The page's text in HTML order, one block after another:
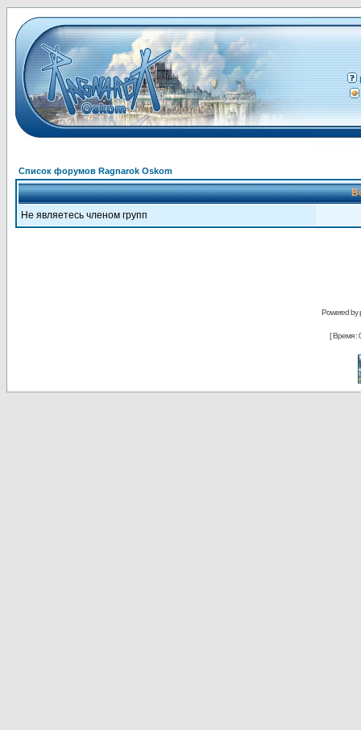
Список форумов Ragnarok Oskom
Не являетесь членом групп
Powered by
[ Время :